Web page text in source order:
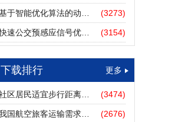
(3273)
快速公交预感应信号优先协调控制策略 (3154)
下载排行 更多
社区居民适宜步行距离阈值研究 (3474)
我国航空旅客运输需求预测——基于计量经济学与系统动力学组合模型 (2676)